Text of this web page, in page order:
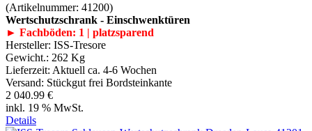
(Artikelnummer: 41200)
Wertschutzschrank - Einschwenktüren
► Fachböden: 1 | platzsparend
Hersteller: ISS-Tresore
Gewicht.: 262 Kg
Lieferzeit: Aktuell ca. 4-6 Wochen
Versand: Stückgut frei Bordsteinkante
2 040.99 €
inkl. 19 % MwSt.
Details